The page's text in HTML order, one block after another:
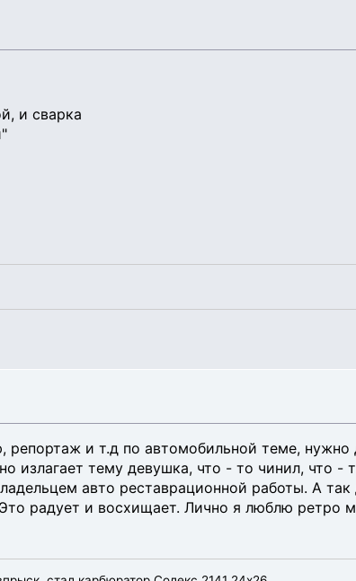
и сварка
репортаж и т.д по автомобильной теме,
излагает тему девушка, что - то чинил, что -
авто реставрационной работы. А так
радует и восхищает. Лично я люблю ретро